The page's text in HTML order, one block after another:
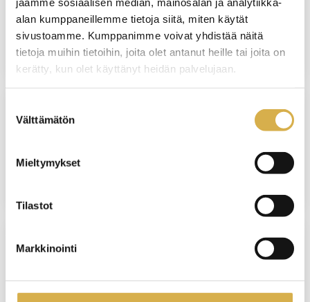
alan kumppaneillemme tietoja siitä, miten käytät
sivustoamme. Kumppanimme voivat yhdistää näitä
tietoja muihin tietoihin, joita olet antanut heille tai joita on
kerätty, kun olet käyttänyt heidän palvelujaan.
valinta
Välttämätön
Mieltymykset
Tilastot
Markkinointi
Matkailupalvelujen ammattitutkinto
JATKUVA HAKU
YRITYSKOHTAINEN KOULUTUS
VERKKOTOTEUTUS
B2B-myynnin koulutus | Liiketoiminnan